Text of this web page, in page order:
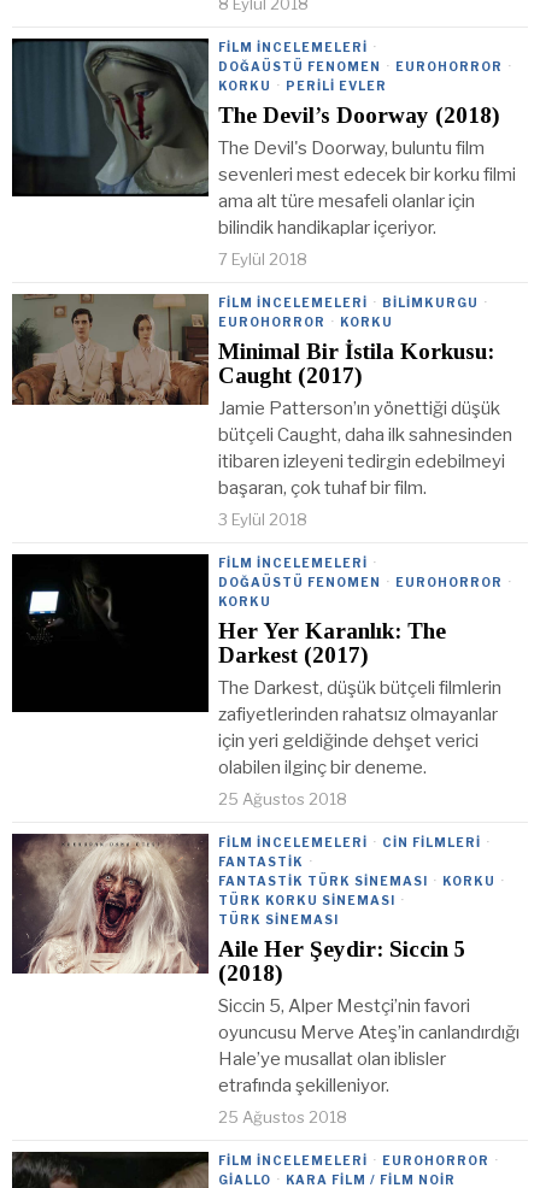
FILM İNCELEMELERI ·
DOĞAÜSTÜ FENOMEN · EUROHORROR ·
KORKU · PERILI EVLER
The Devil’s Doorway (2018)
The Devil's Doorway, buluntu film
sevenleri mest edecek bir korku filmi
ama alt türe mesafeli olanlar için
bilindik handikaplar içeriyor.
7 Eylül 2018
FILM İNCELEMELERI · BILIMKURGU ·
EUROHORROR · KORKU
Minimal Bir İstila Korkusu:
Caught (2017)
Jamie Patterson’ın yönettiği düşük
bütçeli Caught, daha ilk sahnesinden
itibaren izleyeni tedirgin edebilmeyi
başaran, çok tuhaf bir film.
3 Eylül 2018
FILM İNCELEMELERI ·
DOĞAÜSTÜ FENOMEN · EUROHORROR ·
KORKU
Her Yer Karanlık: The
Darkest (2017)
The Darkest, düşük bütçeli filmlerin
zafiyetlerinden rahatsız olmayanlar
için yeri geldiğinde dehşet verici
olabilen ilginç bir deneme.
25 Ağustos 2018
FILM İNCELEMELERI · CIN FILMLERI ·
FANTASTIK ·
FANTASTIK TÜRK SINEMASI · KORKU ·
TÜRK KORKU SINEMASI ·
TÜRK SINEMASI
Aile Her Şeydir: Siccin 5
(2018)
Siccin 5, Alper Mestçi’nin favori
oyuncusu Merve Ateş’in canlandırdığı
Hale’ye musallat olan iblisler
etrafında şekilleniyor.
25 Ağustos 2018
FILM İNCELEMELERI · EUROHORROR ·
GIALLO · KARA FILM / FILM NOIR